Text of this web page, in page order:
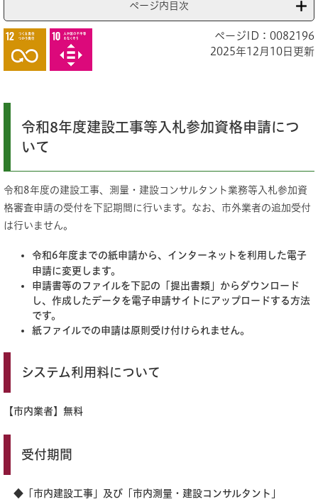
ページ内目次
ページID：0082196
2025年12月10日更新
令和8年度建設工事等入札参加資格申請につ
いて
令和8年度の建設工事、測量・建設コンサルタント業務等入札参加資
格審査申請の受付を下記期間に行います。​なお、市外業者の追加受付
は行いません。
令和6年度までの紙申請から、インターネットを利用した電子
申請に変更します。
申請書等のファイルを下記の「提出書類」からダウンロード
し、作成したデータを電子申請サイトにアップロードする方法
です。
紙ファイルでの申請は原則受け付けられません。
システム利用料について​
【市内業者】無料
受付期間​​
◆「市内建設工事」及び「市内測量・建設コンサルタント」​